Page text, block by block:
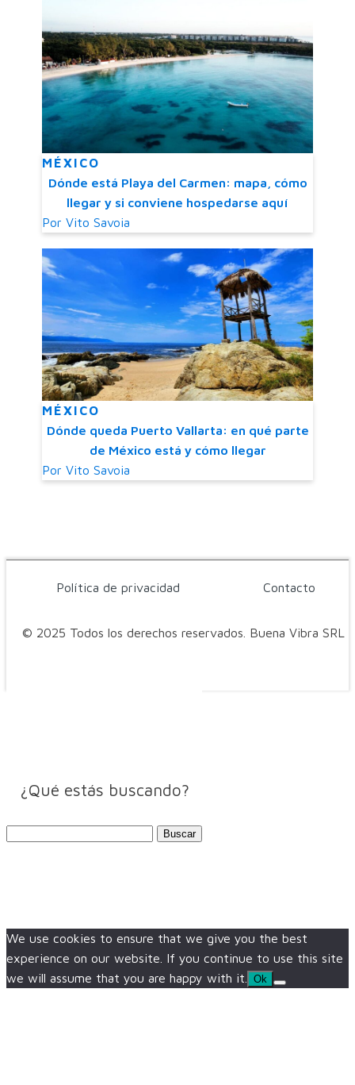
MÉXICO
Dónde está Playa del Carmen: mapa, cómo
llegar y si conviene hospedarse aquí
Por Vito Savoia
MÉXICO
Dónde queda Puerto Vallarta: en qué parte
de México está y cómo llegar
Por Vito Savoia
© 2025 Todos los derechos reservados. Buena Vibra SRL
Política de privacidad Contacto
¿Qué estás buscando?
We use cookies to ensure that we give you the best
experience on our website. If you continue to use this site
we will assume that you are happy with it.
Ok